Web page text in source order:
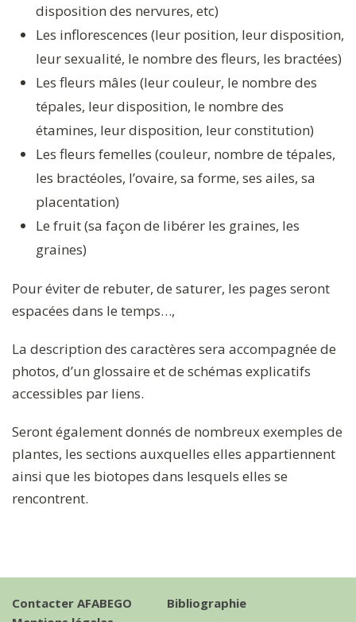
disposition des nervures, etc)
Les inflorescences (leur position, leur disposition,
leur sexualité, le nombre des fleurs, les bractées)
Les fleurs mâles (leur couleur, le nombre des
tépales, leur disposition, le nombre des
étamines, leur disposition, leur constitution)
Les fleurs femelles (couleur, nombre de tépales,
les bractéoles, l’ovaire, sa forme, ses ailes, sa
placentation)
Le fruit (sa façon de libérer les graines, les
graines)
Pour éviter de rebuter, de saturer, les pages seront
espacées dans le temps…,
La description des caractères sera accompagnée de
photos, d’un glossaire et de schémas explicatifs
accessibles par liens.
Seront également donnés de nombreux exemples de
plantes, les sections auxquelles elles appartiennent
ainsi que les biotopes dans lesquels elles se
rencontrent.
Contacter AFABEGO
Bibliographie